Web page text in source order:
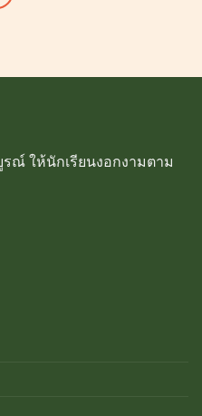
ณ์ ให้นักเรียนงอกงามตาม